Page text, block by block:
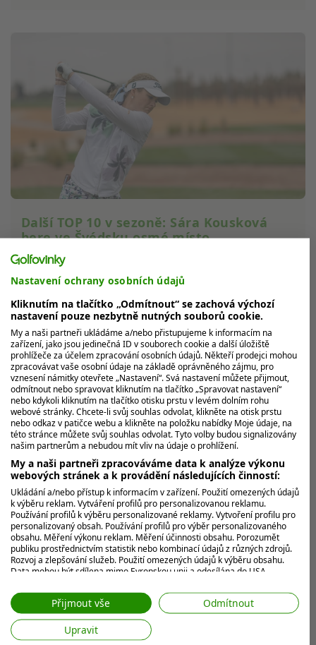
Další TOP 10 v sezoně: Sára Kousková
bere ve Švédsku osmé místo
Sára Kousková potvrdila svou stabilní formu i o víkendu
na turnaji Hills Open ve Švédsku. Česká profesionálka
MOHLO BY VÁS ZAJÍMAT
Nastavení ochrany osobních údajů
Kliknutím na tlačítko „Odmítnout“ se zachová výchozí
nastavení pouze nezbytně nutných souborů cookie.
My a naši partneři ukládáme a/nebo přistupujeme k informacím na
zařízení, jako jsou jedinečná ID v souborech cookie a další úložiště
prohlížeče za účelem zpracování osobních údajů. Někteří prodejci mohou
zpracovávat vaše osobní údaje na základě oprávněného zájmu, pro
vznesení námitky otevřete „Nastavení“. Svá nastavení můžete přijmout,
odmítnout nebo spravovat kliknutím na tlačítko „Spravovat nastavení“
nebo kdykoli kliknutím na tlačítko otisku prstu v levém dolním rohu
webové stránky. Chcete-li svůj souhlas odvolat, klikněte na otisk prstu
nebo odkaz v patičce webu a klikněte na položku nabídky Moje údaje, na
této stránce můžete svůj souhlas odvolat. Tyto volby budou signalizovány
našim partnerům a nebudou mít vliv na údaje o prohlížení.
My a naši partneři zpracováváme data k analýze výkonu
webových stránek a k provádění následujících činností:
Ukládání a/nebo přístup k informacím v zařízení. Použití omezených údajů
k výběru reklam. Vytváření profilů pro personalizovanou reklamu.
Používání profilů k výběru personalizované reklamy. Vytvoření profilu pro
personalizovaný obsah. Používání profilů pro výběr personalizovaného
obsahu. Měření výkonu reklam. Měření účinnosti obsahu. Porozumět
publiku prostřednictvím statistik nebo kombinací údajů z různých zdrojů.
Rozvoj a zlepšování služeb. Použití omezených údajů k výběru obsahu.
Data mohou být sdílena mimo Evropskou unii a odesílána do USA.
web/aplikaci.
Zobrazit seznam partnerů (7 Prodejci IAB)
Vaše údaje používáme pro následující účely:
Přijmout vše
Odmítnout
Upravit